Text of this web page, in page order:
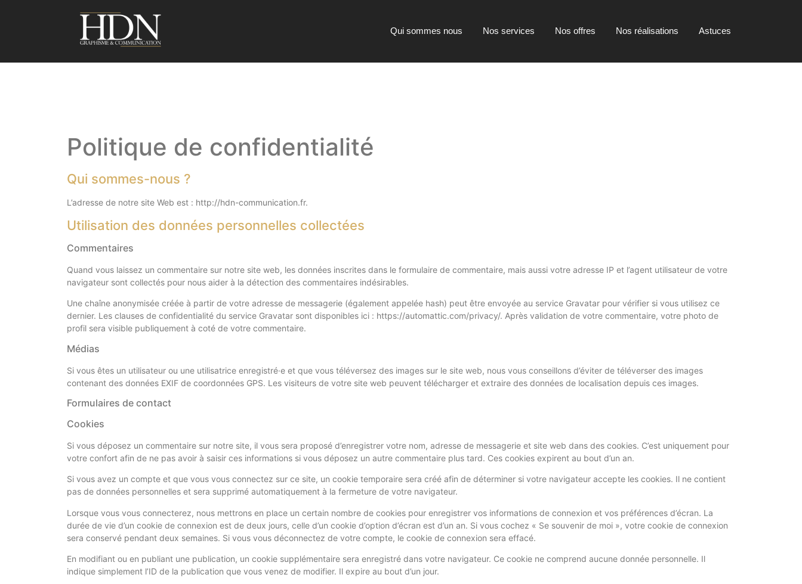
Qui sommes nous Nos services Nos offres Nos réalisations Astuces
Politique de confidentialité
Qui sommes-nous ?
L’adresse de notre site Web est : http://hdn-communication.fr.
Utilisation des données personnelles collectées
Commentaires
Quand vous laissez un commentaire sur notre site web, les données inscrites dans le formulaire de commentaire, mais aussi votre adresse IP et l’agent utilisateur de votre
navigateur sont collectés pour nous aider à la détection des commentaires indésirables.
Une chaîne anonymisée créée à partir de votre adresse de messagerie (également appelée hash) peut être envoyée au service Gravatar pour vérifier si vous utilisez ce
dernier. Les clauses de confidentialité du service Gravatar sont disponibles ici : https://automattic.com/privacy/. Après validation de votre commentaire, votre photo de
profil sera visible publiquement à coté de votre commentaire.
Médias
Si vous êtes un utilisateur ou une utilisatrice enregistré·e et que vous téléversez des images sur le site web, nous vous conseillons d’éviter de téléverser des images
contenant des données EXIF de coordonnées GPS. Les visiteurs de votre site web peuvent télécharger et extraire des données de localisation depuis ces images.
Formulaires de contact
Cookies
Si vous déposez un commentaire sur notre site, il vous sera proposé d’enregistrer votre nom, adresse de messagerie et site web dans des cookies. C’est uniquement pour
votre confort afin de ne pas avoir à saisir ces informations si vous déposez un autre commentaire plus tard. Ces cookies expirent au bout d’un an.
Si vous avez un compte et que vous vous connectez sur ce site, un cookie temporaire sera créé afin de déterminer si votre navigateur accepte les cookies. Il ne contient
pas de données personnelles et sera supprimé automatiquement à la fermeture de votre navigateur.
Lorsque vous vous connecterez, nous mettrons en place un certain nombre de cookies pour enregistrer vos informations de connexion et vos préférences d’écran. La
durée de vie d’un cookie de connexion est de deux jours, celle d’un cookie d’option d’écran est d’un an. Si vous cochez « Se souvenir de moi », votre cookie de connexion
sera conservé pendant deux semaines. Si vous vous déconnectez de votre compte, le cookie de connexion sera effacé.
En modifiant ou en publiant une publication, un cookie supplémentaire sera enregistré dans votre navigateur. Ce cookie ne comprend aucune donnée personnelle. Il
indique simplement l’ID de la publication que vous venez de modifier. Il expire au bout d’un jour.